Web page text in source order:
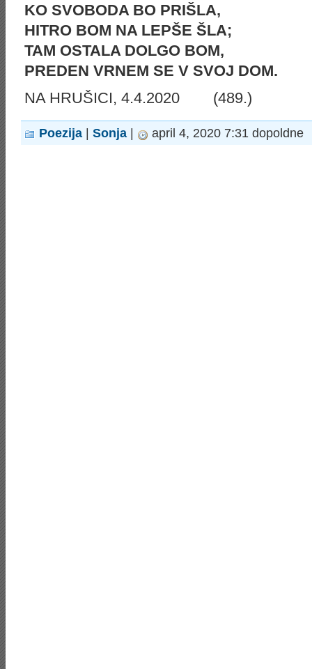
KO SVOBODA BO PRIŠLA,
HITRO BOM NA LEPŠE ŠLA;
TAM OSTALA DOLGO BOM,
PREDEN VRNEM SE V SVOJ DOM.
NA HRUŠICI, 4.4.2020 (489.)
Poezija Sonja april 4, 2020 7:31 dopoldne